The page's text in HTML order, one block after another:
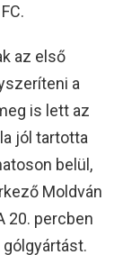
az első
a
is lett az
jól tartotta
belül,
Moldván
20. percben